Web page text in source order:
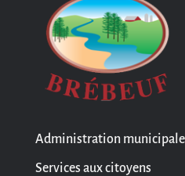
Administration municipale
Services aux citoyens